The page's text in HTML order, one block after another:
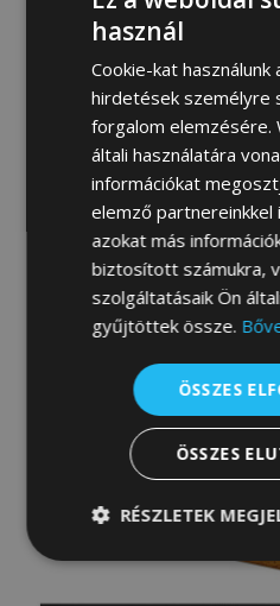
Fotógaléria:
használ
Cookie-kat használunk
hirdetések személyre
forgalom elemzésére.
általi használatára
információkat
elemző partnereinkkel
azokat más
biztosított számukra,
szolgáltatásaik Ön
gyűjtöttek össze.
ÖSSZES
ÖSSZES
RÉSZLETEK
Elengedhetetlenül